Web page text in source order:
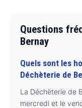
Questions
Bernay
Quels sont les
Déchèterie de
La Déchèterie de
mercredi et le